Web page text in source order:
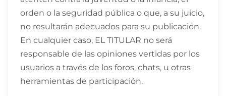
orden o la seguridad pública o que, a su juicio,
no resultarán adecuados para su publicación.
En cualquier caso, EL TITULAR no será
responsable de las opiniones vertidas por los
usuarios a través de los foros, chats, u otras
herramientas de participación.